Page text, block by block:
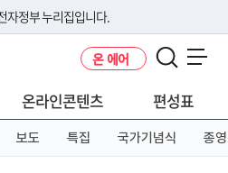
자정부 누리집입니다.
메인 주소를 사용하고 있다면 아래 URL에
온 에어
온라인콘텐츠 편성표
보도 특집 국가기념식 종영